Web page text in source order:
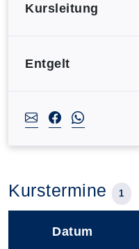
Kursleitung
Entgelt
Kurstermine 1
Datum